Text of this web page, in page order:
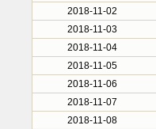
2018-11-02
2018-11-03
2018-11-04
2018-11-05
2018-11-06
2018-11-07
2018-11-08